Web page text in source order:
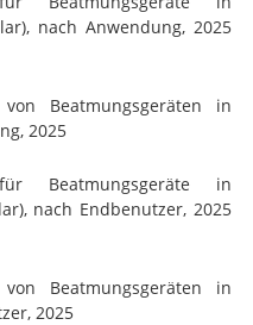
nach Anwendung, 2025
Beatmungsgeräten in
2025
Beatmungsgeräte in
nach Endbenutzer, 2025
Beatmungsgeräten in
2025